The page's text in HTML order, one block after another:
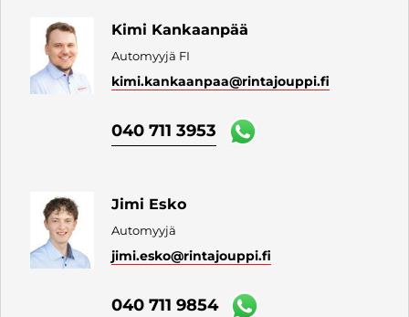
Kimi Kankaanpää
Automyyjä FI
kimi.kankaanpaa@rintajouppi.fi
040 711 3953
Jimi Esko
Automyyjä
jimi.esko@rintajouppi.fi
040 711 9854